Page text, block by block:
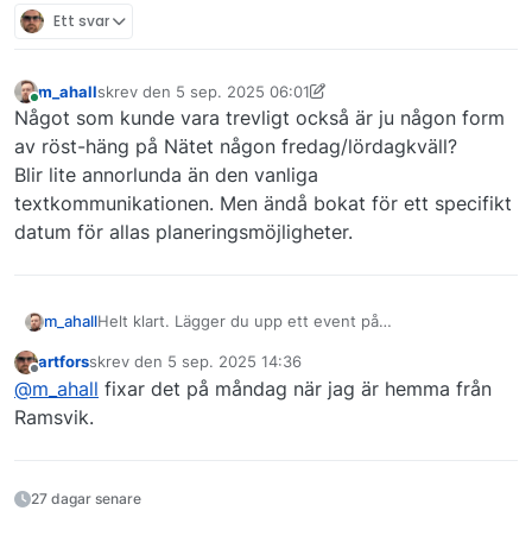
Ett svar
Online
m_ahallskrev den 5 sep. 2025 06:01
Senaste redigerad av m_ahall5 sep. 2025 06:01
Något som kunde vara trevligt också är ju någon form
av röst-häng på Nätet någon fredag/lördagkväll?
Blir lite annorlunda än den vanliga
textkommunikationen. Men ändå bokat för ett specifikt
datum för allas planeringsmöjligheter.
m_ahallHelt klart. Lägger du upp ett event på
också?
Offline
artforsskrev den 5 sep. 2025 14:36
Senaste redigerad av
@m_ahall fixar det på måndag när jag är hemma från
Ramsvik.
27 dagar senare